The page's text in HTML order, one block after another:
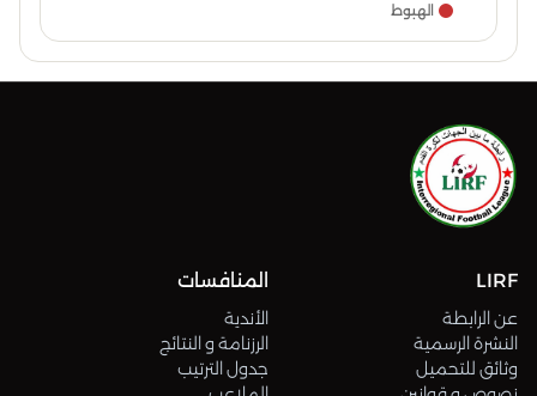
الهبوط
LIRF
عن الرابطة
النشرة الرسمية
وثائق للتحميل
المنافسات
الأندية
الرزنامة و النتائج
جدول الترتيب